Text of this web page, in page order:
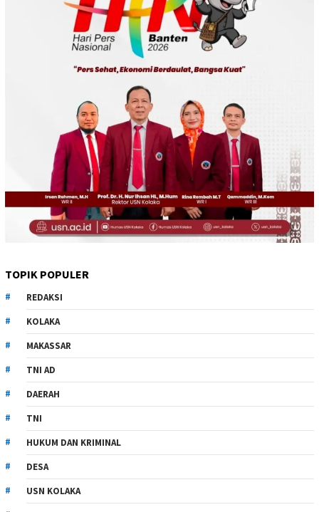
TOPIK POPULER
REDAKSI
KOLAKA
MAKASSAR
TNI AD
DAERAH
TNI
HUKUM DAN KRIMINAL
DESA
USN KOLAKA